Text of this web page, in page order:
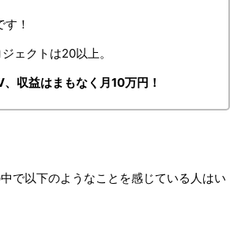
す！
ェクトは20以上。
収益はまもなく月10万円 ！
で以下のようなことを感じている人はい